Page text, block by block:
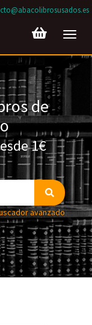
de
1€
avanzado